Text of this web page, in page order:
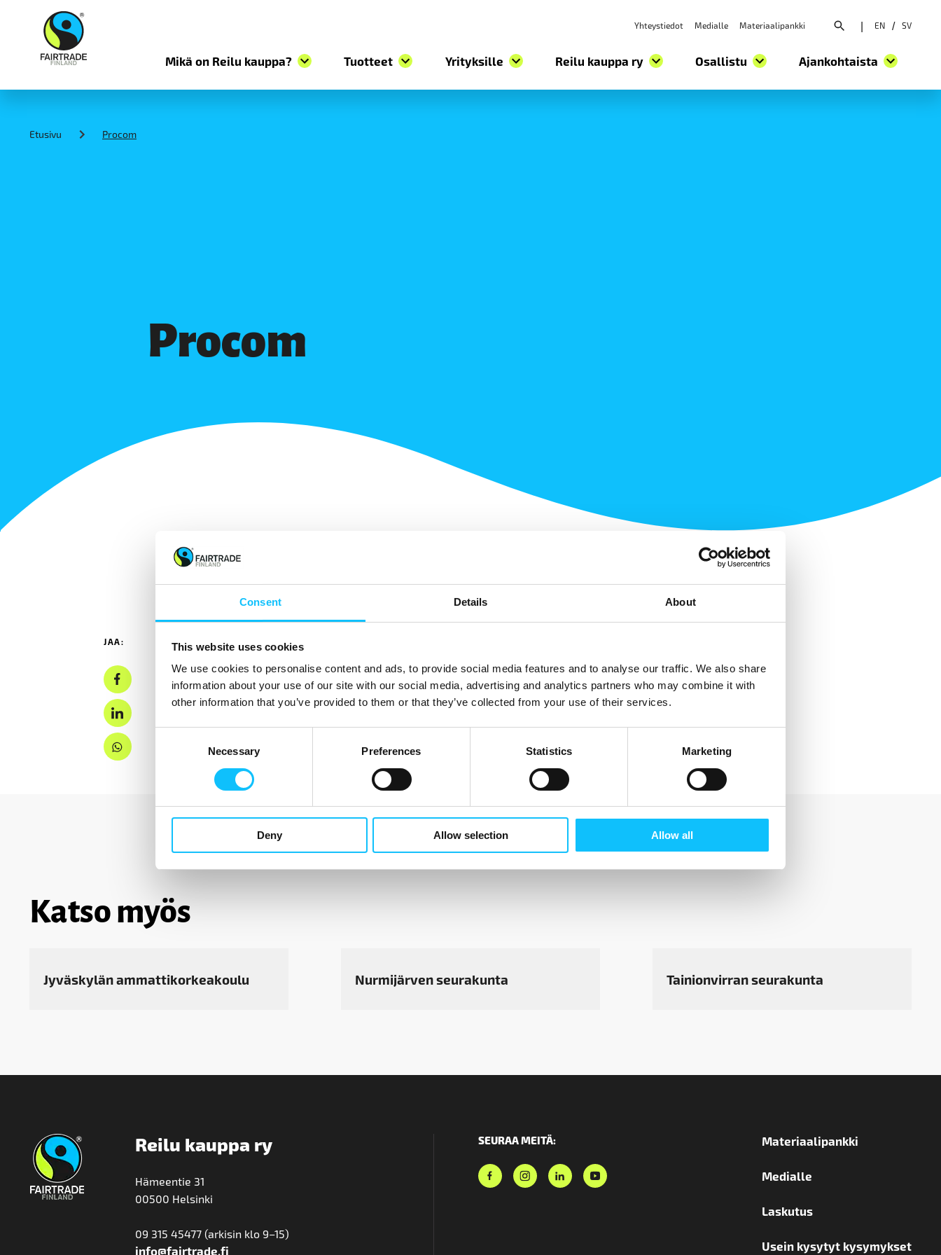
Consent Details About
This website uses cookies
We use cookies to personalise content and ads, to provide social media features and to analyse our traffic. We also share
information about your use of our site with our social media, advertising and analytics partners who may combine it with
other information that you’ve provided to them or that they’ve collected from your use of their services.
Necessary Preferences Statistics Marketing
Deny Allow selection Allow all
Yhteystiedot Medialle Materiaalipankki Avaa hakuvalikko
EN / SV
Mikä on Reilu kauppa? Tuotteet Yrityksille Reilu kauppa ry Osallistu Ajankohtaista
Etusivu Procom
Procom
JAA:
Katso myös
Jyväskylän ammattikorkeakoulu Nurmijärven seurakunta Tainionvirran seurakunta
Reilu kauppa ry
Hämeentie 31
00500 Helsinki
09 315 45477 (arkisin klo 9–15)
info@fairtrade.fi
SEURAA MEITÄ: Materiaalipankki
Medialle
Laskutus
Usein kysytyt kysymykset